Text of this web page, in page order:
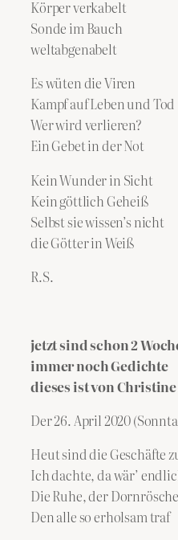
Körper verkabelt
Sonde im Bauch
weltabgenabelt
Es wüten die Viren
Kampf auf Leben und Tod
Wer wird verlieren?
Ein Gebet in der Not
Kein Wunder in Sicht
Kein göttlich Geheiß
Selbst sie wissen’s nicht
die Götter in Weiß
R.S.
jetzt sind schon 2
immer noch Gedichte
dieses ist von
Der 26. April 2020
Heut sind die Geschäfte
Ich dachte, da wär’
Die Ruhe, der
Den alle so erholsam traf